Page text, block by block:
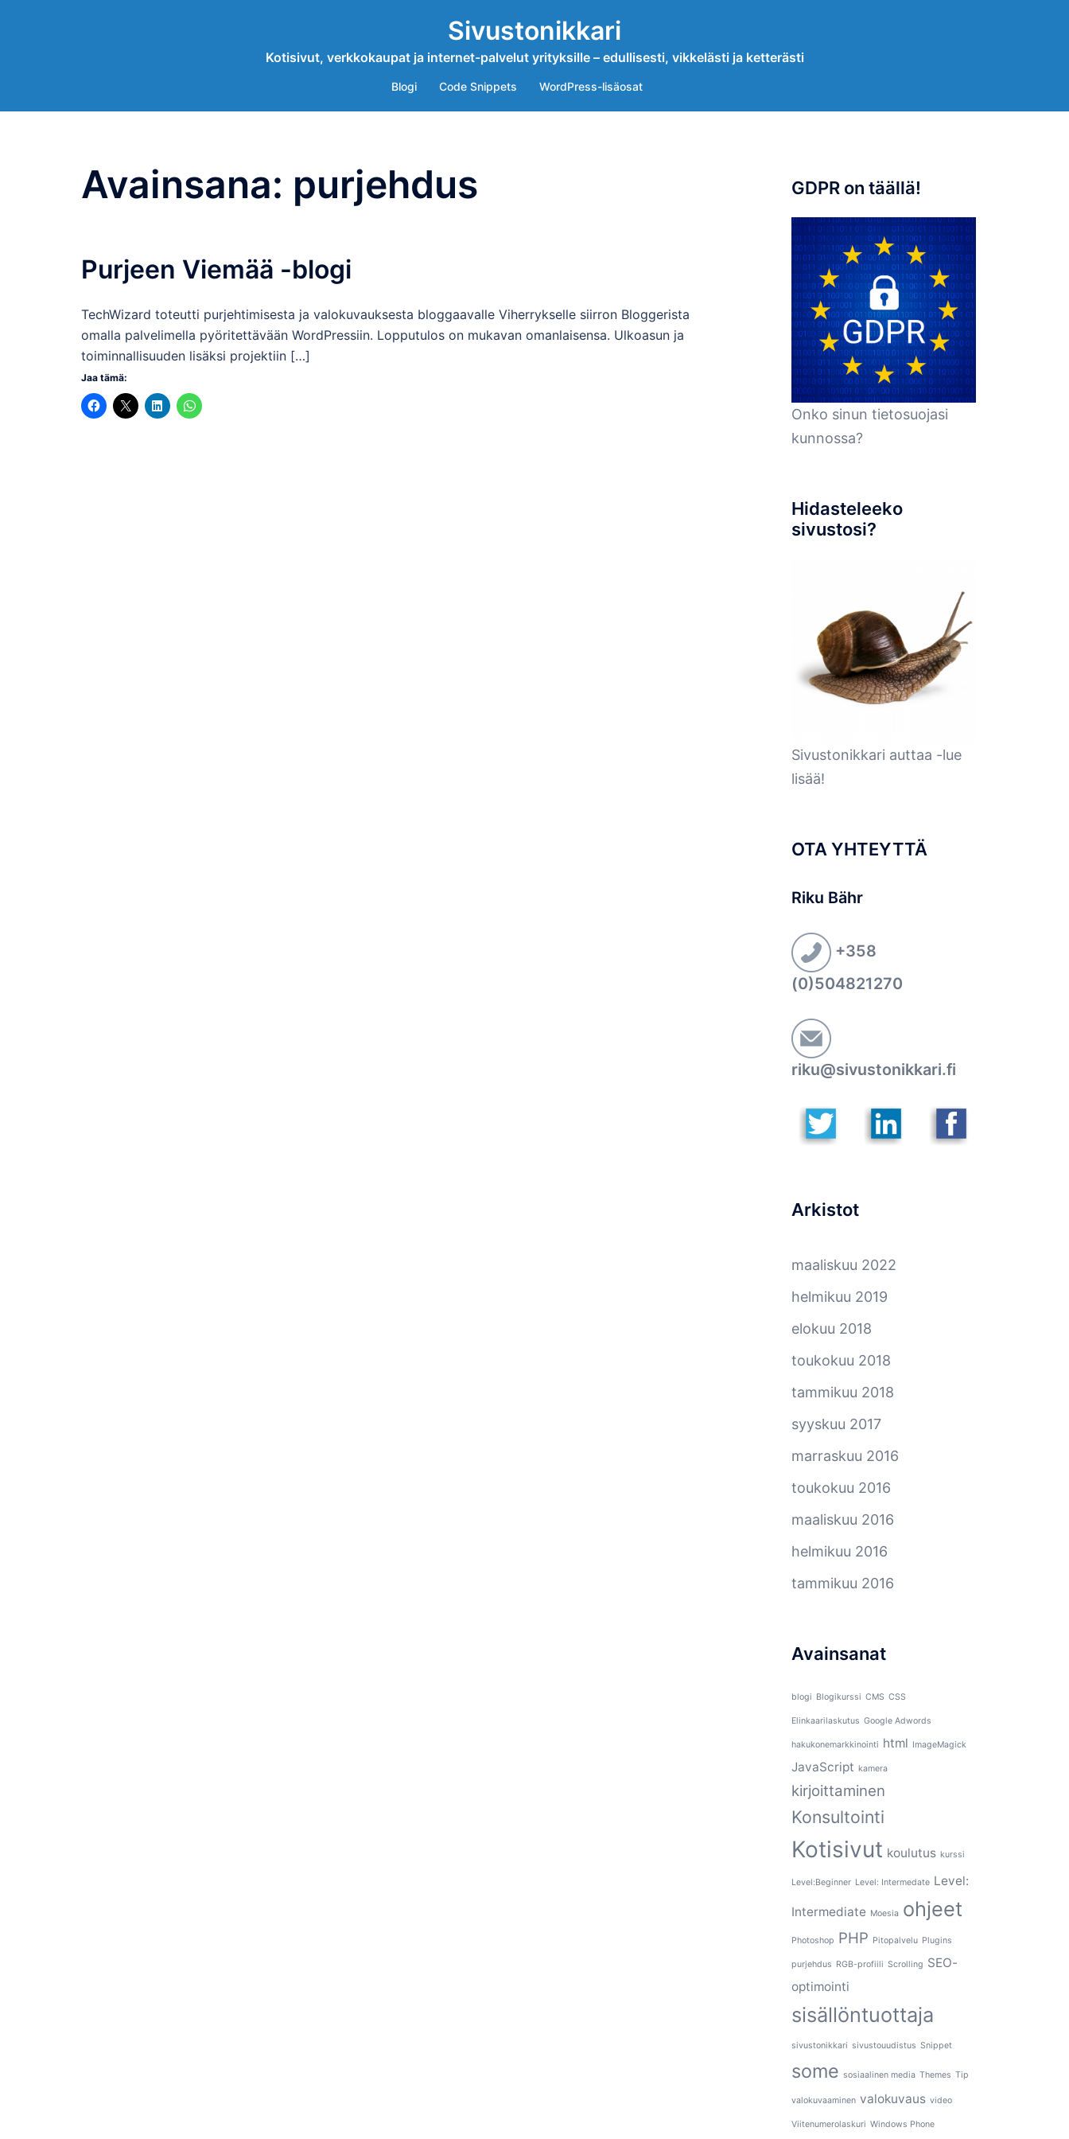
Sivustonikkari
Kotisivut, verkkokaupat ja internet-palvelut yrityksille – edullisesti, vikkelästi ja ketterästi
Blogi Code Snippets WordPress-lisäosat
Avainsana: purjehdus
Purjeen Viemää -blogi
TechWizard toteutti purjehtimisesta ja valokuvauksesta bloggaavalle Viherrykselle siirron Bloggerista
omalla palvelimella pyöritettävään WordPressiin. Lopputulos on mukavan omanlaisensa. Ulkoasun ja
toiminnallisuuden lisäksi projektiin […]
Jaa tämä:
GDPR on täällä!
Onko sinun tietosuojasi
kunnossa?
Hidasteleeko
sivustosi?
Sivustonikkari auttaa -lue
lisää!
OTA YHTEYTTÄ
Riku Bähr
+358
(0)504821270
riku@sivustonikkari.fi
Arkistot
maaliskuu 2022
helmikuu 2019
elokuu 2018
toukokuu 2018
tammikuu 2018
syyskuu 2017
marraskuu 2016
toukokuu 2016
maaliskuu 2016
helmikuu 2016
tammikuu 2016
Avainsanat
blogi Blogikurssi CMS CSS
Elinkaarilaskutus Google Adwords
hakukonemarkkinointi html ImageMagick
JavaScript kamera
kirjoittaminen
Konsultointi
Kotisivut koulutus kurssi
Level:Beginner Level: Intermedate Level:
Intermediate Moesia ohjeet
Photoshop PHP Pitopalvelu Plugins
purjehdus RGB-profiili Scrolling SEO-
optimointi
sisällöntuottaja
sivustonikkari sivustouudistus Snippet
some sosiaalinen media Themes Tip
valokuvaaminen valokuvaus video
Viitenumerolaskuri Windows Phone